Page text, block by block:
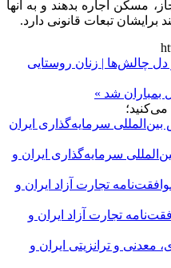
مسکن اجاره بدهند و به آنها
برایشان تبعات قانونی دارد.
چالش‌ها | زنان روستایی
بمباران شد »
سرمایه‌گذاری ایران و
تجارت آزاد ایران و